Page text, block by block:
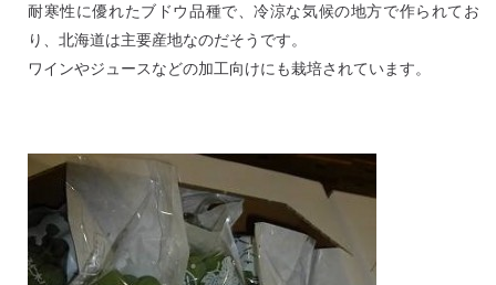
耐寒性に優れたブドウ品種で、冷涼な気候の地方で作られてお
り、北海道は主要産地なのだそうです。
ワインやジュースなどの加工向けにも栽培されています。